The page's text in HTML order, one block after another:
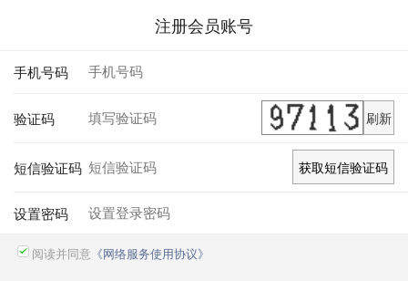
注册会员账号
手机号码
验证码 刷新
短信验证码 获取短信验证码
设置密码
阅读并同意 《网络服务使用协议》